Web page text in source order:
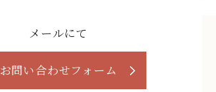
メールにて
お問い合わせフォーム